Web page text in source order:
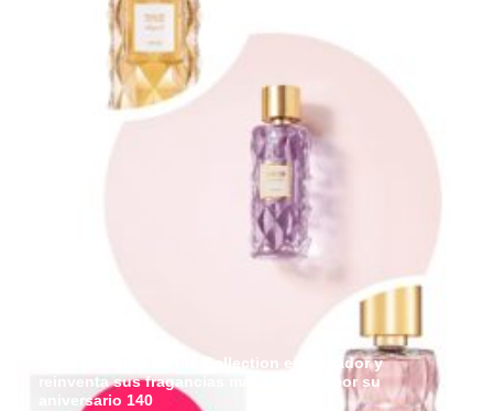
Avon presenta Iconic Collection en Ecuador y
reinventa sus fragancias más icónicas por su
aniversario 140